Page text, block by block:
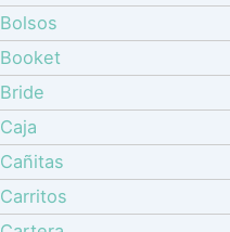
Bolsos
Booket
Bride
Caja
Cañitas
Carritos